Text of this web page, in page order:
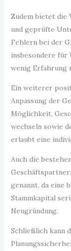
Zudem bietet die
und geprüfte
Fehlern bei der
insbesondere für
wenig Erfahrung
Ein weiterer
Anpassung der
Möglichkeit,
wechseln sowie
erlaubt eine
Auch die
genannt, da eine
Stammkapital
Neugründung.
Schließlich kann